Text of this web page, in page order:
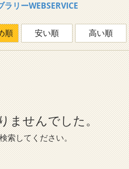
順 安い順 高い順
ませんでした。
索してください。